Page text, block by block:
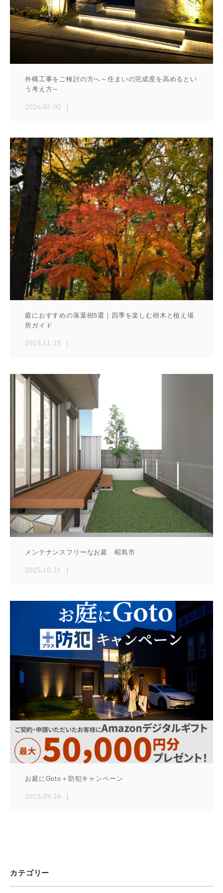
外構工事をご検討の方へ～住まいの完成度を高めるとい
う考え方～
2026.03.02
庭におすすめの落葉樹5選｜四季を楽しむ樹木と植え場
所ガイド
2025.11.25
メンテナンスフリーなお庭 昭島市
2025.10.31
お庭にGoto＋防犯キャンペーン
2025.09.26
カテゴリー